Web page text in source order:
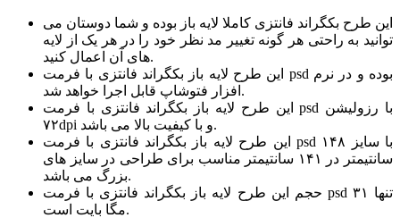
این طرح بکگراند فانتزی کاملا لایه باز بوده و شما دوستان می
توانید به راحتی هر گونه تغییر مد نظر خود را در هر یک از لایه
های آن اعمال کنید.
این طرح لایه باز بکگراند فانتزی با فرمت psd بوده و در نرم
افزار فتوشاپ قابل اجرا خواهد شد.
این طرح لایه باز بکگراند فانتزی با فرمت psd با رزولیشن
۷۲dpi و با کیفیت بالا می باشد.
این طرح لایه باز بکگراند فانتزی با فرمت psd با سایز ۱۴۸
سانتیمتر در ۱۴۱ سانتیمتر مناسب برای طراحی در سایز های
بزرگ می باشد.
حجم این طرح لایه باز بکگراند فانتزی با فرمت psd تنها ۳۱
مگا بایت است.